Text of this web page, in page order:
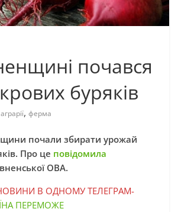
почався
буряків
аграрії, ферма
почали збирати урожай
Про це повідомила
ОВА.
В ОДНОМУ ТЕЛЕГРАМ-
ПЕРЕМОЖЕ